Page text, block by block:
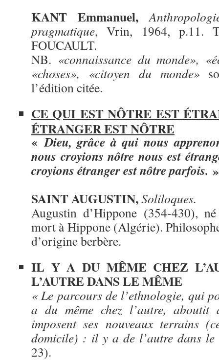
KANT Emmanuel,
pragmatique, Vrin, 1964, p.11.
FOUCAULT.
NB. «connaissance du monde»,
«choses», «citoyen du monde»
l’édition citée.
CE QUI EST NÔTRE EST
ÉTRANGER EST NÔTRE
«Dieu, grâce à qui nous
nous croyions nôtre nous est
croyions étranger est nôtre parfois. »
SAINT AUGUSTIN,Soliloques.
Augustin d’Hippone (354-430),
mort à Hippone (Algérie).
d’origine berbère.
IL Y A DU MÊME CHEZ
L’AUTRE DANS LE MÊME
« Le parcours de l’ethnologie, qui
a du même chez l’autre,
imposent ses nouveaux terrains
domicile) : il y a de l’autre dans le
23).